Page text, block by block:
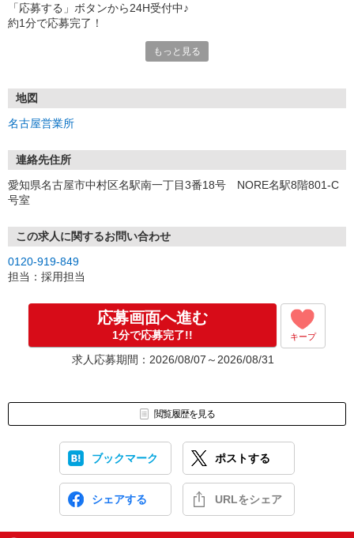
「応募する」ボタンから24H受付中♪
約1分で応募完了！
①応募から3営業日を目安に、メールorお電話でご連絡します。
★スマホでWEB面接（LINEなど）・出張面接・事務所面接と選べま
す
③面接実施（履歴書不要）
④勤務開始（スタート日は応相談）
お気軽にご応募ください♪
もっと見る
地図
名古屋営業所
連絡先住所
愛知県名古屋市中村区名駅南一丁目3番18号 NORE名駅8階801-C
号室
この求人に関するお問い合わせ
0120-919-849
担当：採用担当
応募画面へ進む
1分で応募完了!! キープ
求人応募期間：2026/08/07～2026/08/31
閲覧履歴を見る
ブックマーク ポストする
シェアする URLをシェア